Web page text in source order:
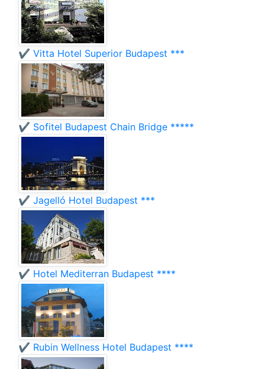
✔️ Vitta Hotel Superior Budapest ***
✔️ Sofitel Budapest Chain Bridge *****
✔️ Jagelló Hotel Budapest ***
✔️ Hotel Mediterran Budapest ****
✔️ Rubin Wellness Hotel Budapest ****